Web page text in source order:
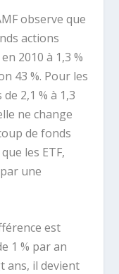
observe que
actions
2010 à 1,3 %
43 %. Pour les
2,1 % à 1,3
ne change
de fonds
les ETF,
une
est
1 % par an
ans, il devient